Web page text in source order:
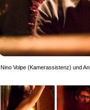
Nino Volpe (Kamerassistenz) und